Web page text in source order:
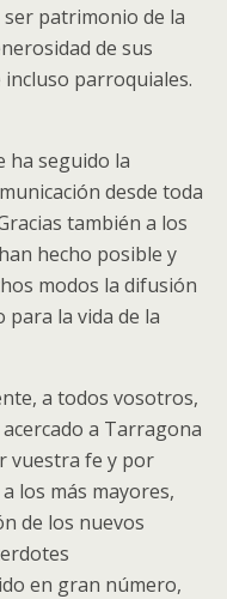
patrimonio de la
de sus
parroquiales.
ha seguido la
desde toda
también a los
hecho posible y
modos la difusión
la vida de la
a todos vosotros,
a Tarragona
vuestra fe y por
los más mayores,
de los nuevos
en gran número,